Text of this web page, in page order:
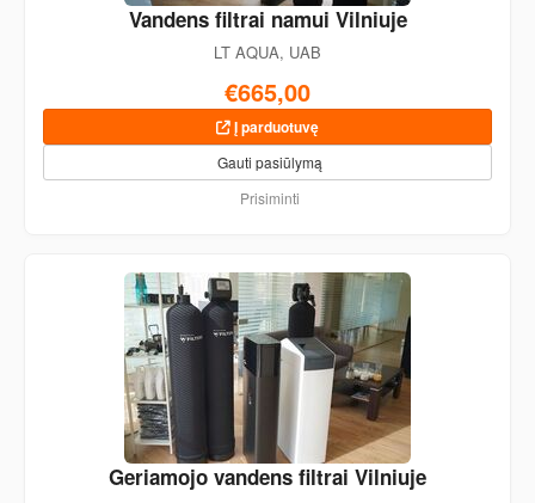
Vandens filtrai namui Vilniuje
LT AQUA, UAB
€665,00
Į parduotuvę
Gauti pasiūlymą
Prisiminti
Geriamojo vandens filtrai Vilniuje